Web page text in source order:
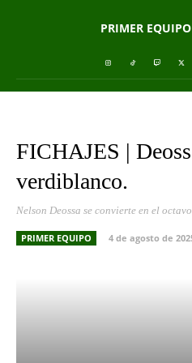
PRIMER EQUIPO
FICHAJES |
verdiblanco.
Nelson Deossa se convierte en el
PRIMER EQUIPO 4 de agosto de